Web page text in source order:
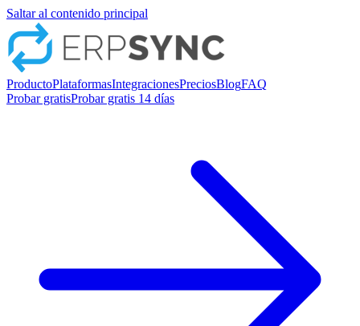
Saltar al contenido principal
ProductoPlataformasIntegracionesPreciosBlogFAQ
Probar gratisProbar gratis 14 días